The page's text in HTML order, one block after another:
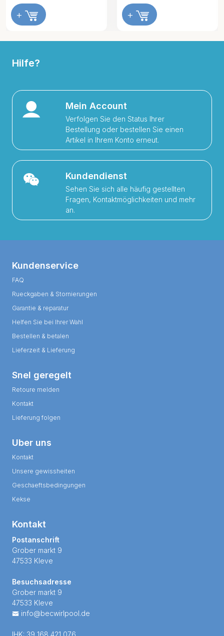
Hilfe?
Mein Account
Verfolgen Sie den Status Ihrer
Bestellung oder bestellen Sie einen
Artikel in Ihrem Konto erneut.
Kundendienst
Sehen Sie sich alle häufig gestellten
Fragen, Kontaktmöglichkeiten und mehr
an.
Kundenservice
FAQ
Rueckgaben & Stornierungen
Garantie & reparatur
Helfen Sie bei Ihrer Wahl
Bestellen & betalen
Lieferzeit & Lieferung
Snel geregelt
Retoure melden
Kontakt
Lieferung folgen
Uber uns
Kontakt
Unsere gewissheiten
Geschaeftsbedingungen
Kekse
Kontakt
Postanschrift
Grober markt 9
47533 Kleve
Besuchsadresse
Grober markt 9
47533 Kleve
info@becwirlpool.de
IHK: 39 168 421 076